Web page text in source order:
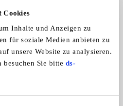
Cookies
Inhalte und Anzeigen zu
für soziale Medien anbieten zu
unsere Website zu analysieren.
Sie bitte ds-